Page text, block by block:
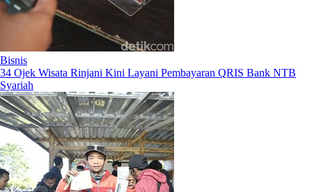
Bisnis
34 Ojek Wisata Rinjani Kini Layani Pembayaran QRIS Bank NTB
Syariah